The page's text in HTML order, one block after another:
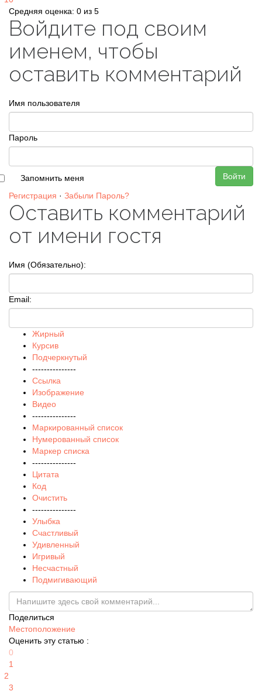
Средняя оценка: 0 из 5
Войдите под своим
именем, чтобы
оставить комментарий
Имя пользователя
Пароль
Войти
Запомнить меня
Регистрация · Забыли Пароль?
Оставить комментарий
от имени гостя
Имя (Обязательно):
Email:
Жирный
Курсив
Подчеркнутый
---------------
Ссылка
Изображение
Видео
---------------
Маркированный список
Нумерованный список
Маркер списка
---------------
Цитата
Код
Очистить
---------------
Улыбка
Счастливый
Удивленный
Игривый
Несчастный
Подмигивающий
Поделиться
Местоположение
Оценить эту статью :
0
1
2
3